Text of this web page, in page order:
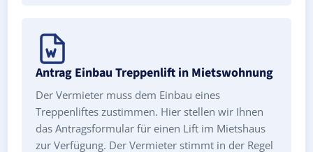
Antrag Einbau Treppenlift in Mietswohnung
Der Vermieter muss dem Einbau eines
Treppenliftes zustimmen. Hier stellen wir Ihnen
das Antragsformular für einen Lift im Mietshaus
zur Verfügung. Der Vermieter stimmt in der Regel